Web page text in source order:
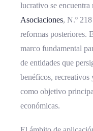
lucrativo se encuentra
Asociaciones, N.º
reformas posteriores.
marco fundamental
de entidades que
benéficos, recreativos
como objetivo
económicas.